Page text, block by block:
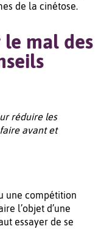
de la cinétose.
mal des
réduire les
avant et
une compétition
l’objet d’une
essayer de se